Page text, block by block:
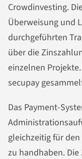
Crowdinvesting.
Überweisung und
durchgeführten
über die
einzelnen
secupay
Das Payment-
gleichzeitig für
zu handhaben.